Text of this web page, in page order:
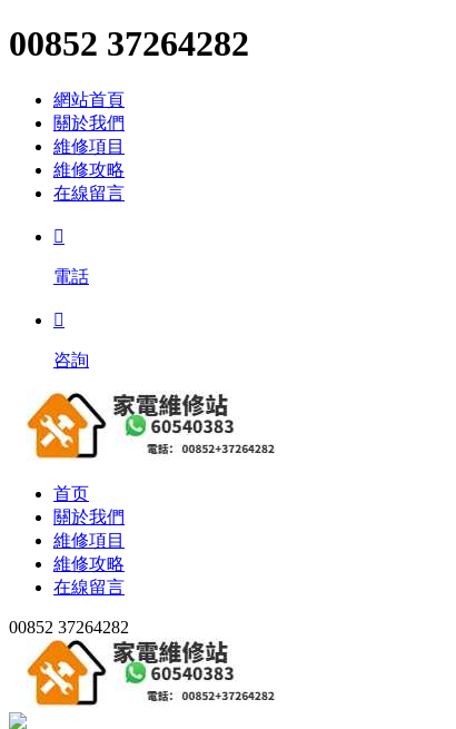
00852 37264282
網站首頁
關於我們
維修項目
維修攻略
在線留言

電話

咨詢
首页
關於我們
維修項目
維修攻略
在線留言
00852 37264282